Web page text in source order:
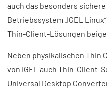
auch das besonders
Betriebssystem „IGEL
Thin-Client-Lösungen
Neben physikalischen Thin
von IGEL auch Thin-Client-
Universal Desktop